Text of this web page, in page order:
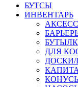
БУТСЫ
ИНВЕНТАРЬ
ДЛЯ